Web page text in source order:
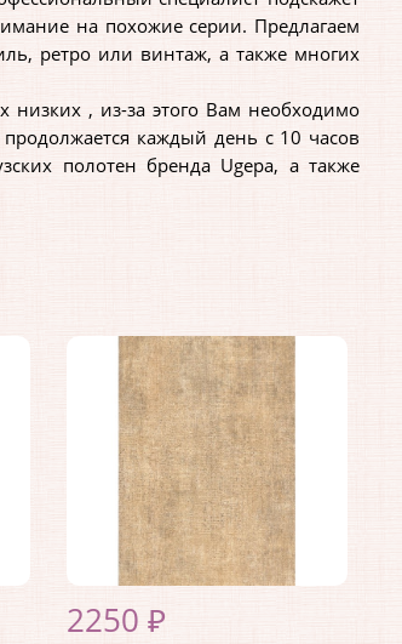
на похожие серии. Предлагаем
ретро или винтаж, а также многих
, из-за этого Вам необходимо
каждый день с 10 часов
полотен бренда Ugepa, а также
2250 ₽